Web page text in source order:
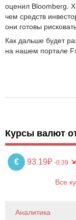
оценил Bloomberg.
чем средств
они готовы
Как дальше будет
на нашем портале
Курсы валют
€ 93.19₽ -0.39
Все
Аналитика